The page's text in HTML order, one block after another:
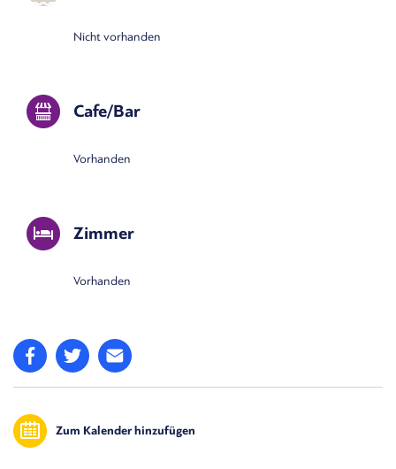
Nicht vorhanden
Cafe/Bar
Vorhanden
Zimmer
Vorhanden
Zum Kalender hinzufügen